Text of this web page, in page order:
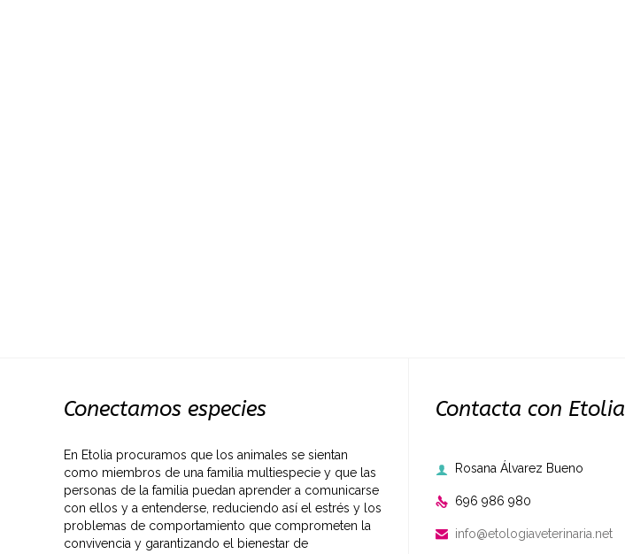
Conectamos especies
En Etolia procuramos que los animales se sientan
como miembros de una familia multiespecie y que las
personas de la familia puedan aprender a comunicarse
con ellos y a entenderse, reduciendo así el estrés y los
problemas de comportamiento que comprometen la
convivencia y garantizando el bienestar de
Contacta con Etolia
 Rosana Álvarez Bueno
 696 986 980
 info@etologiaveterinaria.net